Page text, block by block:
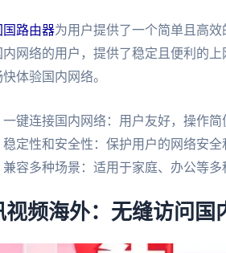
国路由器为用户提供了一个简单且高
网络的用户，提供了稳定且便利的上
体验国内网络。
一键连接国内网络：用户友好，操作简
稳定性和安全性：保护用户的网络安全
兼容多种场景：适用于家庭、办公等多
视频海外：无缝访问国